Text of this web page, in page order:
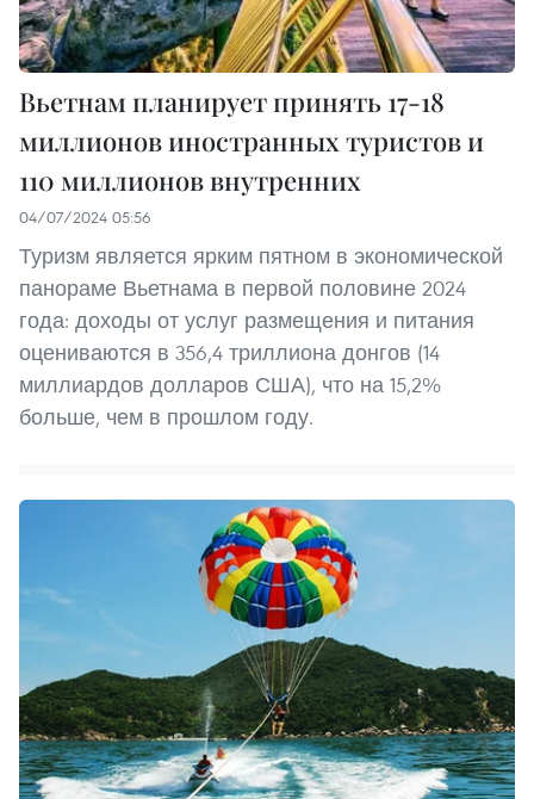
Вьетнам планирует принять 17-18
миллионов иностранных туристов и
110 миллионов внутренних
04/07/2024 05:56
Туризм является ярким пятном в экономической
панораме Вьетнама в первой половине 2024
года: доходы от услуг размещения и питания
оцениваются в 356,4 триллиона донгов (14
миллиардов долларов США), что на 15,2%
больше, чем в прошлом году.